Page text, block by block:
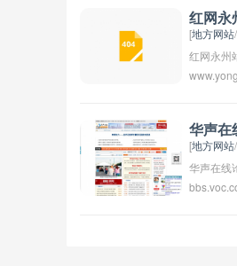
各级各类
300余篇
美劳全面
经济社会
历史文化
产，如岳
时，长沙
省的政治
展迅速，
红网永
[地方网站/
红网永州
供有关永
的最新动
动。
华声在
[地方网站/
华声在线
台，成立